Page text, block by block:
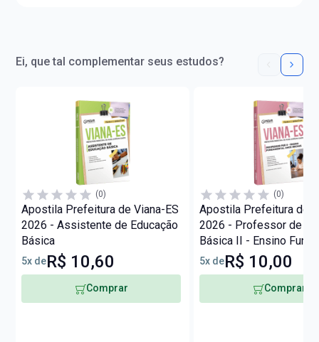
Ei, que tal complementar seus estudos?
(0)
Apostila Prefeitura de Viana-ES
2026 - Assistente de Educação
Básica
5x deR$ 10,60
Comprar
(0)
Apostila Prefeitura de
2026 - Professor de
Básica II - Ensino
Anos Iniciais (PEB II)
5x deR$ 10,00
Comprar